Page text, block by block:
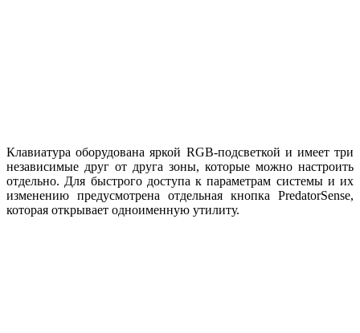
Клавиатура оборудована яркой RGB-подсветкой и имеет три
независимые друг от друга зоны, которые можно настроить
отдельно. Для быстрого доступа к параметрам системы и их
изменению предусмотрена отдельная кнопка PredatorSense,
которая открывает одноименную утилиту.